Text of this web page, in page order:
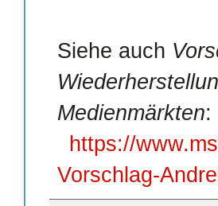
Siehe auch
Medienmärkten:
https://
Vorschlag-